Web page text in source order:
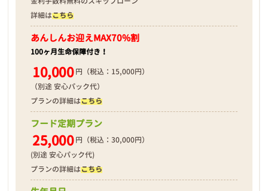
2026年02月19日
詳細はこちら
あんしんお迎えMAX70%割
100ヶ月生命保障付き！
10,000 円（税込：15,000円）
（別途 安心パック代）
プランの詳細はこちら
フード定期プラン
25,000 円（税込：30,000円）
(別途 安心パック代)
プランの詳細はこちら